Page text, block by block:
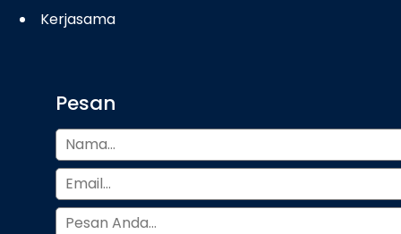
Kerjasama
Pesan